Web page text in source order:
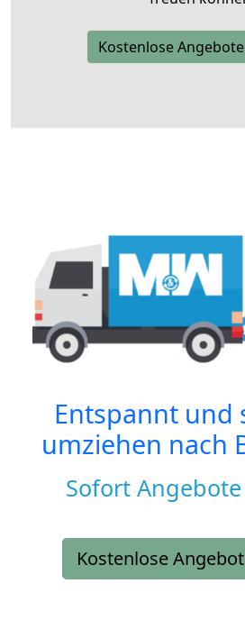
Kostenlose
Entspannt und
umziehen nach
Sofort
Kostenlose